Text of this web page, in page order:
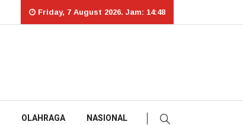
Friday, 7 August 2026. Jam: 14:48
OLAHRAGA NASIONAL